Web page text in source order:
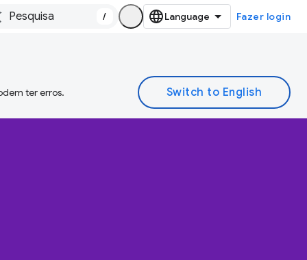
/
Fazer login
ter erros.